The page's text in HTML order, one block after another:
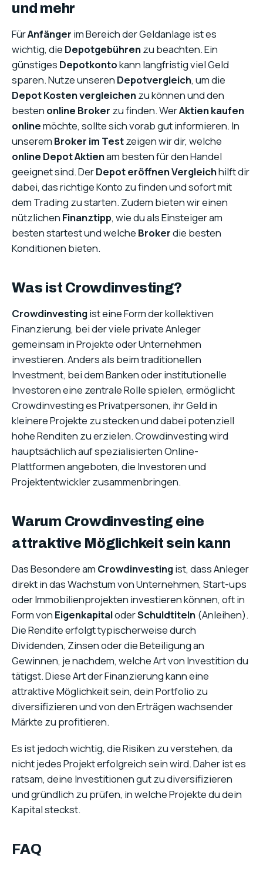
und mehr
FürAnfänger im Bereich der Geldanlage ist es
wichtig, die Depotgebührenzu beachten. Ein
günstiges Depotkontokann langfristig viel Geld
sparen. Nutze unseren Depotvergleich, um die
Depot Kosten vergleichenzu können und den
besten online Broker zu finden. WerAktien kaufen
onlinemöchte, sollte sich vorab gut informieren. In
unserem Broker im Testzeigen wir dir, welche
online Depot Aktienam besten für den Handel
geeignet sind. DerDepot eröffnen Vergleichhilft dir
dabei, das richtige Konto zu finden und sofort mit
dem Trading zu starten. Zudem bieten wir einen
nützlichen Finanztipp, wie du als Einsteiger am
besten startest und welche Brokerdie besten
Konditionen bieten.
Was ist Crowdinvesting?
Crowdinvestingist eine Form der kollektiven
Finanzierung, bei der viele private Anleger
gemeinsam in Projekte oder Unternehmen
investieren. Anders als beim traditionellen
Investment, bei dem Banken oder institutionelle
Investoren eine zentrale Rolle spielen, ermöglicht
Crowdinvesting es Privatpersonen, ihr Geld in
kleinere Projekte zu stecken und dabei potenziell
hohe Renditen zu erzielen. Crowdinvesting wird
hauptsächlich auf spezialisierten Online-
Plattformen angeboten, die Investoren und
Projektentwickler zusammenbringen.
Warum Crowdinvesting eine
attraktive Möglichkeit sein kann
Das Besondere am Crowdinvestingist, dass Anleger
direkt in das Wachstum von Unternehmen, Start-ups
oder Immobilienprojekten investieren können, oft in
Form von EigenkapitaloderSchuldtiteln (Anleihen).
Die Rendite erfolgt typischerweise durch
Dividenden, Zinsen oder die Beteiligung an
Gewinnen, je nachdem, welche Art von Investition du
tätigst. Diese Art der Finanzierung kann eine
attraktive Möglichkeit sein, dein Portfolio zu
diversifizieren und von den Erträgen wachsender
Märkte zu profitieren.
Es ist jedoch wichtig, die Risiken zu verstehen, da
nicht jedes Projekt erfolgreich sein wird. Daher ist es
ratsam, deine Investitionen gut zu diversifizieren
und gründlich zu prüfen, in welche Projekte du dein
Kapital steckst.
FAQ